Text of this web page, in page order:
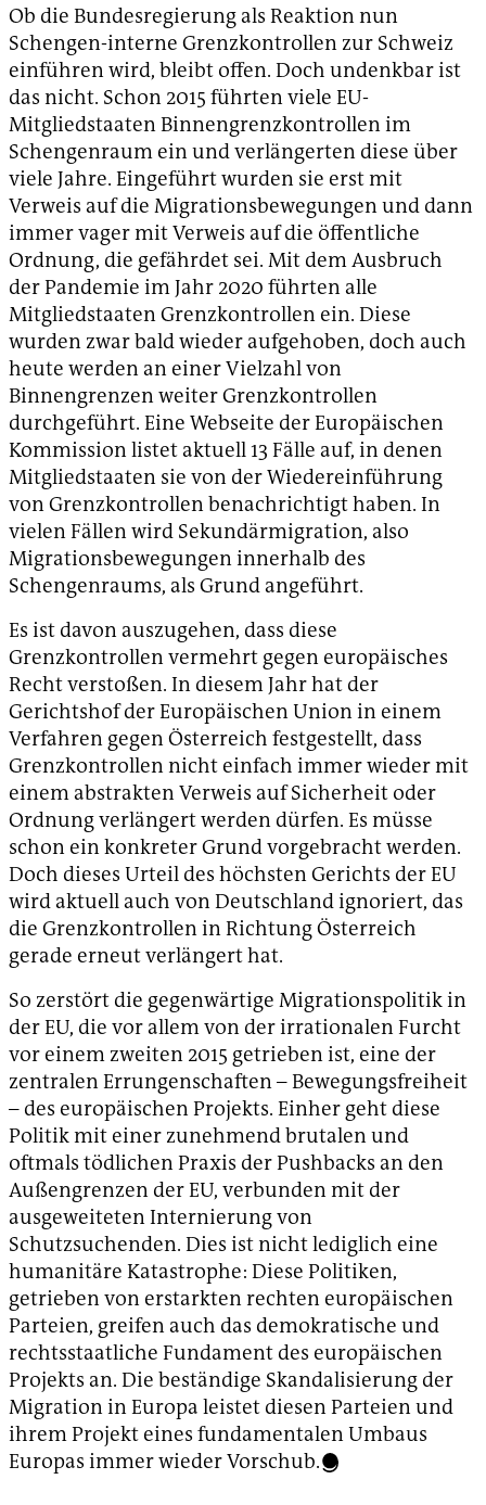
Ob die Bundesregierung als Reaktion nun
Schengen-interne Grenzkontrollen zur Schweiz
einführen wird, bleibt offen. Doch undenkbar ist
das nicht. Schon 2015 führten viele EU-
Mitgliedstaaten Binnengrenzkontrollen im
Schengenraum ein und verlängerten diese über
viele Jahre. Eingeführt wurden sie erst mit
Verweis auf die Migrationsbewegungen und dann
immer vager mit Verweis auf die öffentliche
Ordnung, die gefährdet sei. Mit dem Ausbruch
der Pandemie im Jahr 2020 führten alle
Mitgliedstaaten Grenzkontrollen ein. Diese
wurden zwar bald wieder aufgehoben, doch auch
heute werden an einer Vielzahl von
Binnengrenzen weiter Grenzkontrollen
durchgeführt. Eine Webseite der Europäischen
Kommission listet aktuell 13 Fälle auf, in denen
Mitgliedstaaten sie von der Wiedereinführung
von Grenzkontrollen benachrichtigt haben. In
vielen Fällen wird Sekundärmigration, also
Migrationsbewegungen innerhalb des
Schengenraums, als Grund angeführt.
Es ist davon auszugehen, dass diese
Grenzkontrollen vermehrt gegen europäisches
Recht verstoßen. In diesem Jahr hat der
Gerichtshof der Europäischen Union in einem
Verfahren gegen Österreich festgestellt, dass
Grenzkontrollen nicht einfach immer wieder mit
einem abstrakten Verweis auf Sicherheit oder
Ordnung verlängert werden dürfen. Es müsse
schon ein konkreter Grund vorgebracht werden.
Doch dieses Urteil des höchsten Gerichts der EU
wird aktuell auch von Deutschland ignoriert, das
die Grenzkontrollen in Richtung Österreich
gerade erneut verlängert hat.
So zerstört die gegenwärtige Migrationspolitik in
der EU, die vor allem von der irrationalen Furcht
vor einem zweiten 2015 getrieben ist, eine der
zentralen Errungenschaften – Bewegungsfreiheit
– des europäischen Projekts. Einher geht diese
Politik mit einer zunehmend brutalen und
oftmals tödlichen Praxis der Pushbacks an den
Außengrenzen der EU, verbunden mit der
ausgeweiteten Internierung von
Schutzsuchenden. Dies ist nicht lediglich eine
humanitäre Katastrophe: Diese Politiken,
getrieben von erstarkten rechten europäischen
Parteien, greifen auch das demokratische und
rechtsstaatliche Fundament des europäischen
Projekts an. Die beständige Skandalisierung der
Migration in Europa leistet diesen Parteien und
ihrem Projekt eines fundamentalen Umbaus
Europas immer wieder Vorschub.